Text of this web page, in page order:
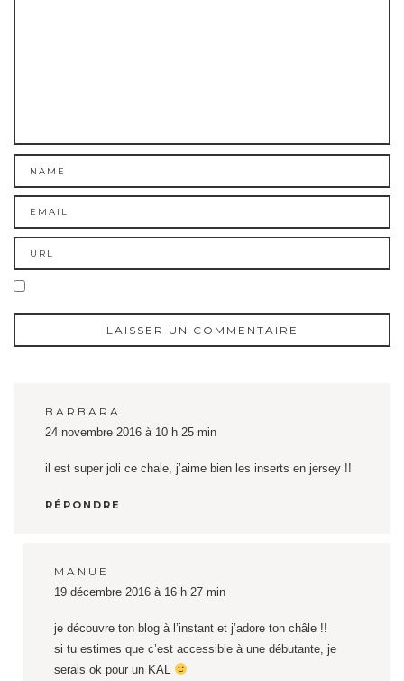
BARBARA
24 novembre 2016 à 10 h 25 min
il est super joli ce chale, j’aime bien les inserts en jersey !!
RÉPONDRE
MANUE
19 décembre 2016 à 16 h 27 min
je découvre ton blog à l’instant et j’adore ton châle !!
si tu estimes que c’est accessible à une débutante, je
serais ok pour un KAL